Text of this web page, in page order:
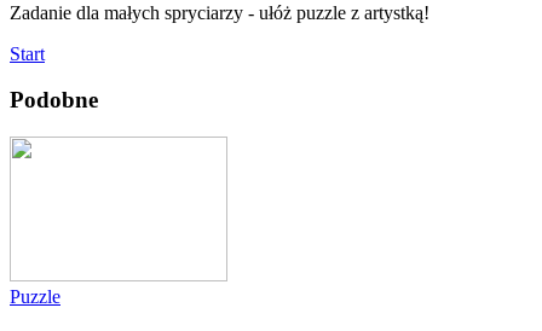
Zadanie dla małych spryciarzy - ułóż puzzle z artystką!
Start
Podobne
Puzzle